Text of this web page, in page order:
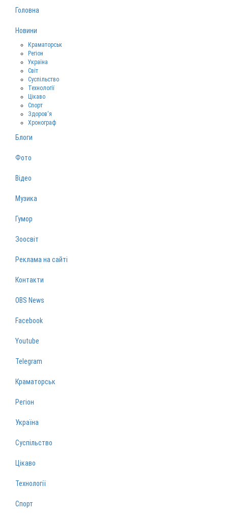
Головна
Новини
Краматорськ
Регіон
Україна
Світ
Суспільство
Технології
Цікаво
Спорт
Здоров‘я
Хронограф
Блоги
Фото
Відео
Музика
Гумор
Зоосвіт
Реклама на сайті
Контакти
OBS News
Facebook
Youtube
Telegram
Краматорськ
Регіон
Україна
Суспільство
Цікаво
Технології
Спорт